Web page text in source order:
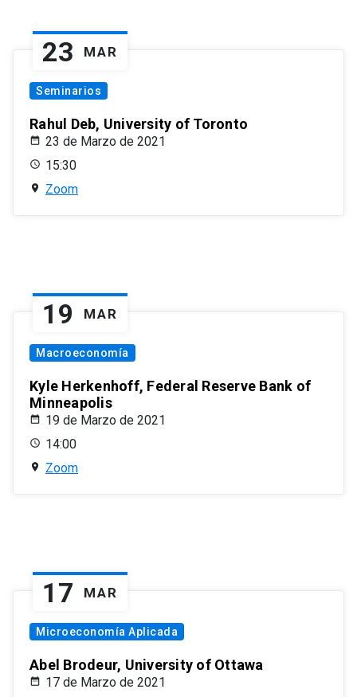
23 MAR
Seminarios
Rahul Deb, University of Toronto
23 de Marzo de 2021
15:30
Zoom
19 MAR
Macroeconomía
Kyle Herkenhoff, Federal Reserve Bank of
Minneapolis
19 de Marzo de 2021
14:00
Zoom
17 MAR
Microeconomía Aplicada
Abel Brodeur, University of Ottawa
17 de Marzo de 2021